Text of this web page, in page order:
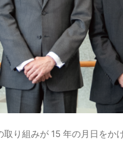
り組みが 15 年の月日を